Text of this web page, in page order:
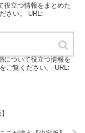
役立つ情報をまとめた
さい。 URL:
版】
について役立つ情報を
ご覧ください。 URL: